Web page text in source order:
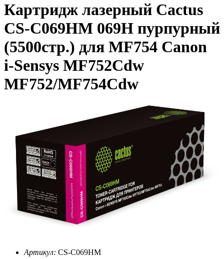
Картридж лазерный Cactus
CS-C069HM 069H пурпурный
(5500стр.) для MF754 Canon
i-Sensys MF752Cdw
MF752/MF754Cdw
Артикул: CS-C069HM